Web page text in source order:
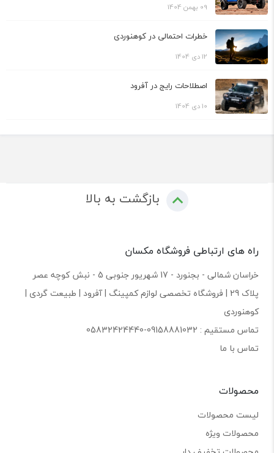
09 بهمن 1404
خطرات احتمالی در کوهنوردی
12 دی 1404
اصطلاحات رایج در آفرود
10 دی 1404
بازگشت به بالا
راه های ارتباطی فروشگاه مکسان
خراسان شمالی - بجنورد - 17 شهریور جنوبی 5 - نبش کوچه عصر
پلاک 29 | فروشگاه تخصصی لوازم کمپینگ | آفرود | طبیعت گردی |
کوهنوردی
تماس مستقیم : 09158881032-05832424440
تماس با ما
محصولات
لیست محصولات
محصولات ویژه